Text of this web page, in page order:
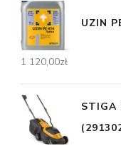
UZIN
1 120,00zł
STIGA